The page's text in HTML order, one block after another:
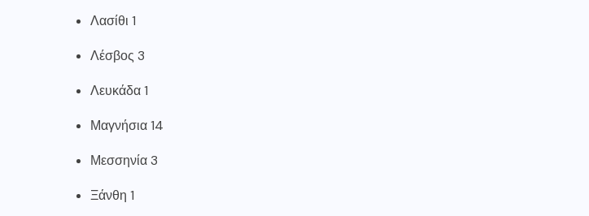
Λασίθι 1
Λέσβος 3
Λευκάδα 1
Μαγνήσια 14
Μεσσηνία 3
Ξάνθη 1